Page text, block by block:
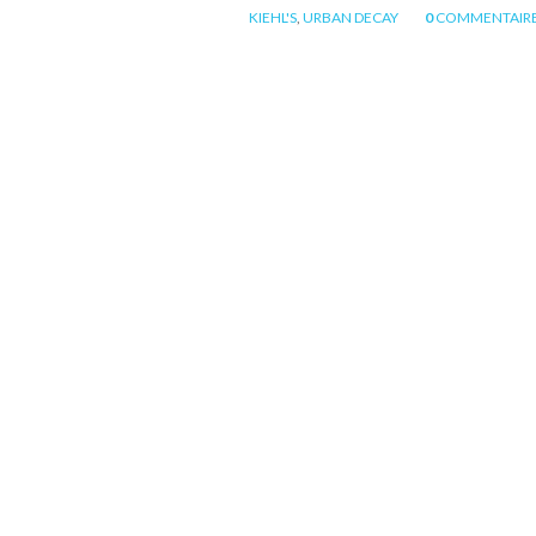
KIEHL'S, URBAN DECAY 0